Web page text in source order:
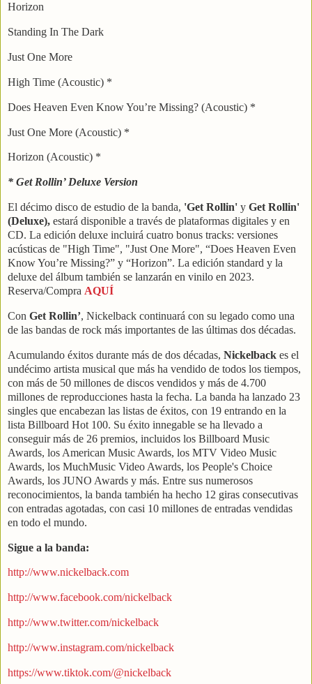
Horizon
Standing In The Dark
Just One More
High Time (Acoustic) *
Does Heaven Even Know You’re Missing? (Acoustic) *
Just One More (Acoustic) *
Horizon (Acoustic) *
* Get Rollin’ Deluxe Version
El décimo disco de estudio de la banda, 'Get Rollin' y Get Rollin'
(Deluxe), estará disponible a través de plataformas digitales y en
CD. La edición deluxe incluirá cuatro bonus tracks: versiones
acústicas de "High Time", "Just One More", “Does Heaven Even
Know You’re Missing?” y “Horizon”. La edición standard y la
deluxe del álbum también se lanzarán en vinilo en 2023.
Reserva/Compra AQUÍ
Con Get Rollin’, Nickelback continuará con su legado como una
de las bandas de rock más importantes de las últimas dos décadas.
Acumulando éxitos durante más de dos décadas, Nickelback es el
undécimo artista musical que más ha vendido de todos los tiempos,
con más de 50 millones de discos vendidos y más de 4.700
millones de reproducciones hasta la fecha. La banda ha lanzado 23
singles que encabezan las listas de éxitos, con 19 entrando en la
lista Billboard Hot 100. Su éxito innegable se ha llevado a
conseguir más de 26 premios, incluidos los Billboard Music
Awards, los American Music Awards, los MTV Video Music
Awards, los MuchMusic Video Awards, los People's Choice
Awards, los JUNO Awards y más. Entre sus numerosos
reconocimientos, la banda también ha hecho 12 giras consecutivas
con entradas agotadas, con casi 10 millones de entradas vendidas
en todo el mundo.
Sigue a la banda:
http://www.nickelback.com
http://www.facebook.com/nickelback
http://www.twitter.com/nickelback
http://www.instagram.com/nickelback
https://www.tiktok.com/@nickelback